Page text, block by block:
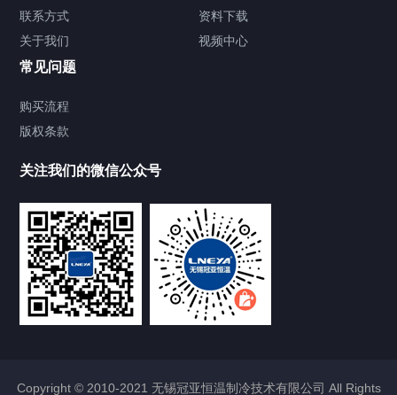
TCU温度控制单元
电机测试用油冷却控温
KRY直冷直热机组
Chiller气体控温系统
联系方式
关于我们
资料下载
视频中心
常见问题
购买流程
版权条款
关注我们的微信公众号
Copyright © 2010-2021 无锡冠亚恒温制冷技术有限公司 All Rights